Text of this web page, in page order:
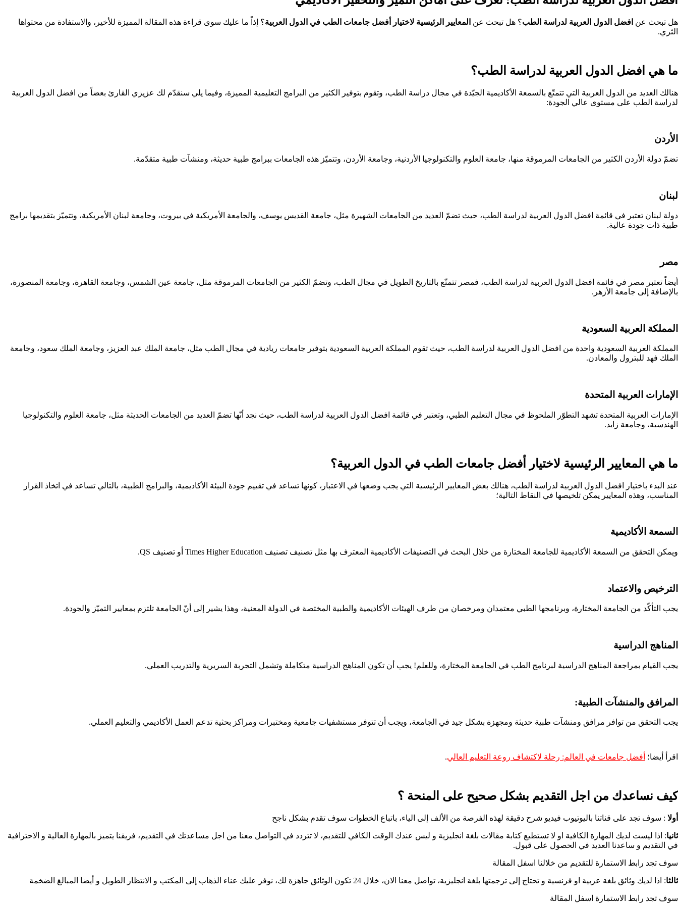
هل تبحث عن افضل الدول العربية لدراسة الطب؟ هل تبحث عن المعايير الرئيسية لاختيار أفضل جامعات الطب في الدول العربية؟ إذاً ما عليك سوى قراءة هذه المقالة المميزة للأخير، والاستفادة من محتواها
الثري.
ما هي افضل الدول العربية لدراسة الطب؟
هنالك العديد من الدول العربية التي تتمتّع بالسمعة الأكاديمية الجيّدة في مجال دراسة الطب، وتقوم بتوفير الكثير من البرامج التعليمية المميزة، وفيما يلي سنقدّم لك عزيزي القارئ بعضاً من افضل الدول العربية
لدراسة الطب على مستوى عالي الجودة:
الأردن
تضمّ دولة الأردن الكثير من الجامعات المرموقة منها، جامعة العلوم والتكنولوجيا الأردنية، وجامعة الأردن، وتتميّز هذه الجامعات ببرامج طبية حديثة، ومنشآت طبية متقدّمة.
لبنان
دولة لبنان تعتبر في قائمة افضل الدول العربية لدراسة الطب، حيث تضمّ العديد من الجامعات الشهيرة مثل، جامعة القديس يوسف، والجامعة الأمريكية في بيروت، وجامعة لبنان الأمريكية، وتتميّز بتقديمها برامج
طبية ذات جودة عالية.
مصر
أيضاً تعتبر مصر في قائمة افضل الدول العربية لدراسة الطب، فمصر تتمتّع بالتاريخ الطويل في مجال الطب، وتضمّ الكثير من الجامعات المرموقة مثل، جامعة عين الشمس، وجامعة القاهرة، وجامعة المنصورة،
بالإضافة إلى جامعة الأزهر.
المملكة العربية السعودية
المملكة العربية السعودية واحدة من افضل الدول العربية لدراسة الطب، حيث تقوم المملكة العربية السعودية بتوفير جامعات ريادية في مجال الطب مثل، جامعة الملك عبد العزيز، وجامعة الملك سعود، وجامعة
الملك فهد للبترول والمعادن.
الإمارات العربية المتحدة
الإمارات العربية المتحدة تشهد التطوّر الملحوظ في مجال التعليم الطبي، وتعتبر في قائمة افضل الدول العربية لدراسة الطب، حيث نجد أنّها تضمّ العديد من الجامعات الحديثة مثل، جامعة العلوم والتكنولوجيا
الهندسية، وجامعة زايد.
ما هي المعايير الرئيسية لاختيار أفضل جامعات الطب في الدول العربية؟
عند البدء باختيار افضل الدول العربية لدراسة الطب، هنالك بعض المعايير الرئيسية التي يجب وضعها في الاعتبار، كونها تساعد في تقييم جودة البيئة الأكاديمية، والبرامج الطبية، بالتالي تساعد في اتخاذ القرار
المناسب، وهذه المعايير يمكن تلخيصها في النقاط التالية؛
السمعة الأكاديمية
ويمكن التحقق من السمعة الأكاديمية للجامعة المختارة من خلال البحث في التصنيفات الأكاديمية المعترف بها مثل تصنيف تصنيف Times Higher Education أو تصنيف QS.
الترخيص والاعتماد
يجب التأكّد من الجامعة المختارة، وبرنامجها الطبي معتمدان ومرخصان من طرف الهيئات الأكاديمية والطبية المختصة في الدولة المعنية، وهذا يشير إلى أنّ الجامعة تلتزم بمعايير التميّز والجودة.
المناهج الدراسية
يجب القيام بمراجعة المناهج الدراسية لبرنامج الطب في الجامعة المختارة، وللعلم! يجب أن تكون المناهج الدراسية متكاملة وتشمل التجربة السريرية والتدريب العملي.
المرافق والمنشآت الطبية:
يجب التحقق من توافر مرافق ومنشآت طبية حديثة ومجهزة بشكل جيد في الجامعة، ويجب أن تتوفر مستشفيات جامعية ومختبرات ومراكز بحثية تدعم العمل الأكاديمي والتعليم العملي.
اقرأ أيضا؛ أفضل جامعات في العالم: رحلة لاكتشاف روعة التعليم العالي.
كيف نساعدك من اجل التقديم بشكل صحيح على المنحة ؟​
أولا : سوف تجد على قناتنا باليوتيوب فيديو شرح دقيقة لهذه الفرصة من الألف إلى الياء، باتباع الخطوات سوف تقدم بشكل ناجح
ثانيا: اذا ليست لديك المهارة الكافية او لا تستطيع كتابة مقالات بلغة انجليزية و ليس عندك الوقت الكافي للتقديم، لا تتردد في التواصل معنا من اجل مساعدتك في التقديم، فريقنا يتميز بالمهارة العالية و الاحترافية
في التقديم و ساعدنا العديد في الحصول على قبول.
سوف تجد رابط الاستمارة للتقديم من خلالنا اسفل المقالة
ثالثا: اذا لديك وثائق بلغة عربية او فرنسية و تحتاج إلى ترجمتها بلغة انجليزية، تواصل معنا الان، خلال 24 تكون الوثائق جاهزة لك، نوفر عليك عناء الذهاب إلى المكتب و الانتظار الطويل و أيضا المبالغ الضخمة
سوف تجد رابط الاستمارة اسفل المقالة